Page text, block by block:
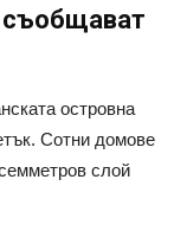
съобщават
островна
Сотни домове
слой